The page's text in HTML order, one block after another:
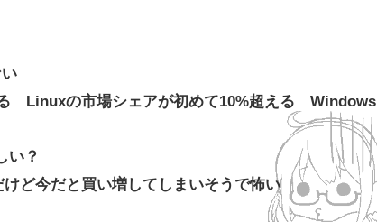
Linuxの市場シェアが初めて10%超える Windows
い？
ど今だと買い増してしまいそうで怖い